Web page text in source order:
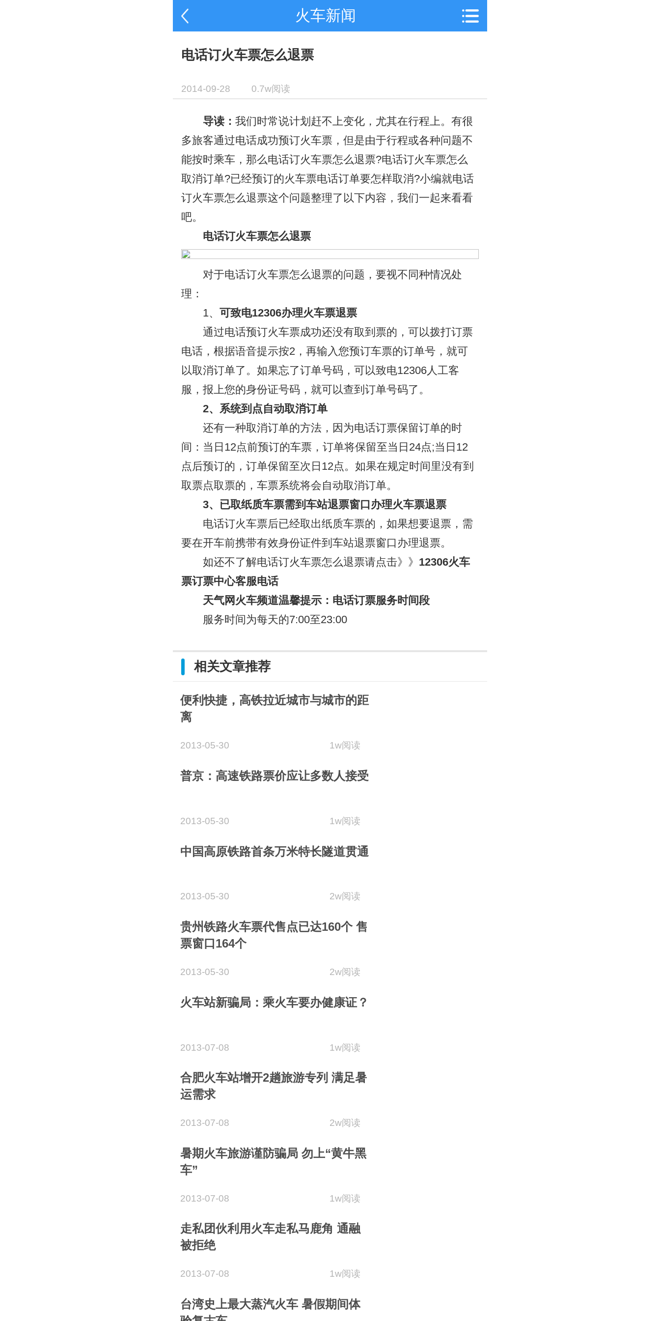
火车新闻
电话订火车票怎么退票
2014-09-28 0.7w阅读
导读：我们时常说计划赶不上变化，尤其在行程上。有很
多旅客通过电话成功预订火车票，但是由于行程或各种问题不
能按时乘车，那么电话订火车票怎么退票?电话订火车票怎么
取消订单?已经预订的火车票电话订单要怎样取消?小编就电话
订火车票怎么退票这个问题整理了以下内容，我们一起来看看
吧。
电话订火车票怎么退票
对于电话订火车票怎么退票的问题，要视不同种情况处
理：
1、可致电12306办理火车票退票
通过电话预订火车票成功还没有取到票的，可以拨打订票
电话，根据语音提示按2，再输入您预订车票的订单号，就可
以取消订单了。如果忘了订单号码，可以致电12306人工客
服，报上您的身份证号码，就可以查到订单号码了。
2、系统到点自动取消订单
还有一种取消订单的方法，因为电话订票保留订单的时
间：当日12点前预订的车票，订单将保留至当日24点;当日12
点后预订的，订单保留至次日12点。如果在规定时间里没有到
取票点取票的，车票系统将会自动取消订单。
3、已取纸质车票需到车站退票窗口办理火车票退票
电话订火车票后已经取出纸质车票的，如果想要退票，需
要在开车前携带有效身份证件到车站退票窗口办理退票。
如还不了解电话订火车票怎么退票请点击》》 12306火车
票订票中心客服电话
天气网火车频道温馨提示：电话订票服务时间段
服务时间为每天的7:00至23:00
相关文章推荐
便利快捷，高铁拉近城市与城市的距
离
2013-05-30 1w阅读
普京：高速铁路票价应让多数人接受
2013-05-30 1w阅读
中国高原铁路首条万米特长隧道贯通
2013-05-30 2w阅读
贵州铁路火车票代售点已达160个 售
票窗口164个
2013-05-30 2w阅读
火车站新骗局：乘火车要办健康证？
2013-07-08 1w阅读
合肥火车站增开2趟旅游专列 满足暑
运需求
2013-07-08 2w阅读
暑期火车旅游谨防骗局 勿上“黄牛黑
车”
2013-07-08 1w阅读
走私团伙利用火车走私马鹿角 通融
被拒绝
2013-07-08 1w阅读
台湾史上最大蒸汽火车 暑假期间体